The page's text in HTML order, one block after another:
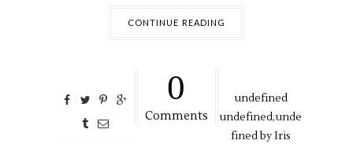
CONTINUE READING
0
Comments
undefined
undefined,unde
fined byIris